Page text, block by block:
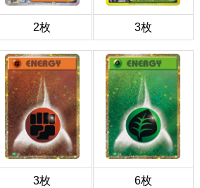
2枚 3枚
3枚 6枚